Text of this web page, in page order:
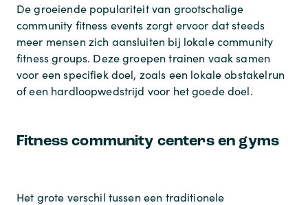
De groeiende populariteit van grootschalige
community fitness events zorgt ervoor dat steeds
meer mensen zich aansluiten bij lokalecommunity
fitness groups. Deze groepen trainen vaak samen
voor een specifiek doel, zoals een lokale obstakelrun
of een hardloopwedstrijd voor het goede doel.
Fitness community centers en gyms
Het grote verschil tussen een traditionele